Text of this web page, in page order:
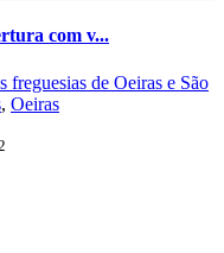
com v...
freguesias de Oeiras e São
, Oeiras